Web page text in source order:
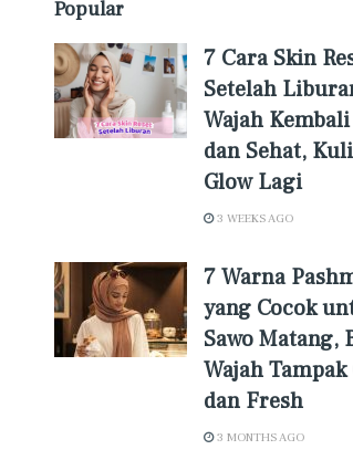
Popular
7 Cara Skin
Setelah
Wajah
dan Sehat,
Glow Lagi
3 WEEKS AGO
7 Warna
yang Cocok
Sawo Matang,
Wajah Tampak
dan Fresh
3 MONTHS AGO